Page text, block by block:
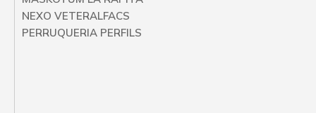
NEXO VETERALFACS
PERRUQUERIA PERFILS